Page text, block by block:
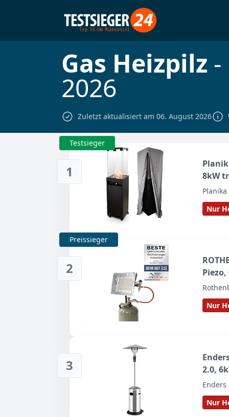
Gas Heizpilz
2026
Zuletzt aktualisiert am 06. August 2026
1
Testsieger
8kW
Planika
Nur
2
Preissieger
Gas
Nur
3
2.0,
Enders
Nur